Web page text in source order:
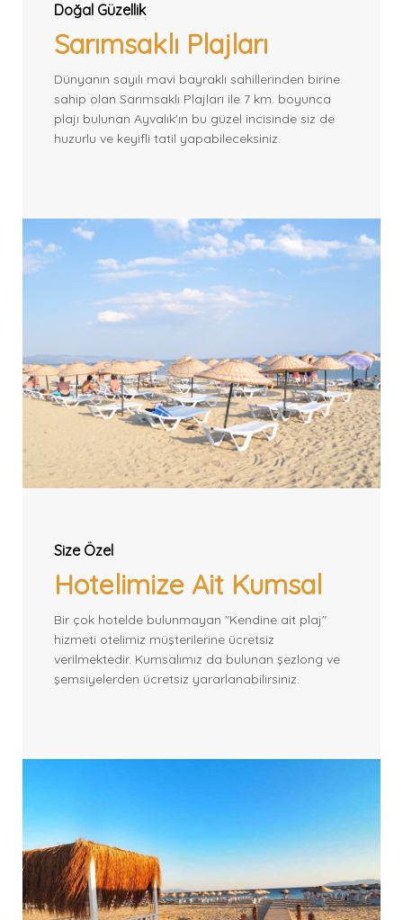
Doğal Güzellik
Sarımsaklı Plajları
Dünyanın sayılı mavi bayraklı sahillerinden birine
sahip olan Sarımsaklı Plajları ile 7 km. boyunca
plajı bulunan Ayvalık'ın bu güzel incisinde siz de
huzurlu ve keyifli tatil yapabileceksiniz.
Size Özel
Hotelimize Ait Kumsal
Bir çok hotelde bulunmayan "Kendine ait plaj"
hizmeti otelimiz müşterilerine ücretsiz
verilmektedir. Kumsalımız da bulunan şezlong ve
şemsiyelerden ücretsiz yararlanabilirsiniz.